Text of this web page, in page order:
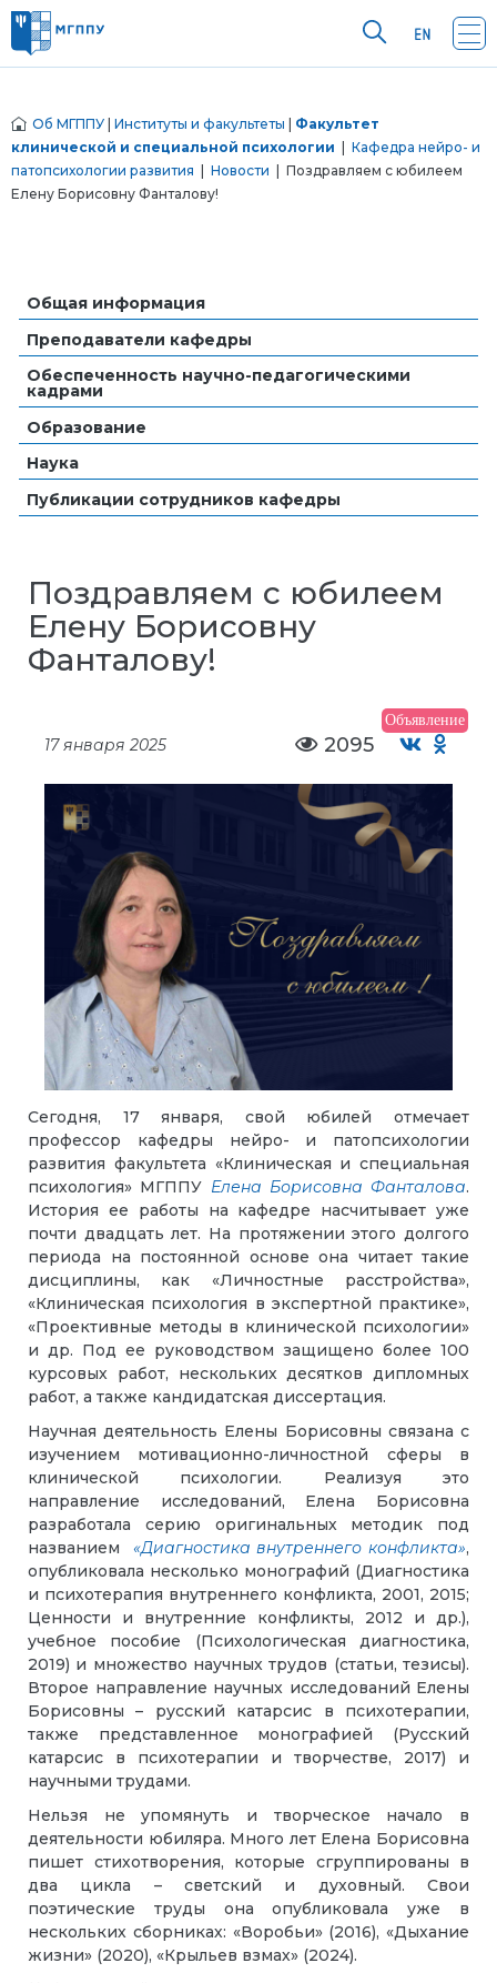
Об МГППУ Институты и факультеты
Факультет
клинической и специальной психологии
Кафедра нейро- и
патопсихологии развития
Новости | Поздравляем с юбилеем
Елену Борисовну Фанталову!
Общая информация
Преподаватели кафедры
Обеспеченность научно-педагогическими
кадрами
Образование
Наука
Публикации сотрудников кафедры
Поздравляем с юбилеем
Елену Борисовну
Фанталову!
Объявление
17 января 2025 2095
Сегодня, 17 января, свой юбилей отмечает
профессор кафедры нейро- и патопсихологии
развития факультета «Клиническая и специальная
психология» МГППУ Елена Борисовна Фанталова.
История ее работы на кафедре насчитывает уже
почти двадцать лет. На протяжении этого долгого
периода на постоянной основе она читает такие
дисциплины, как «Личностные расстройства»,
«Клиническая психология в экспертной практике»,
«Проективные методы в клинической психологии»
и др. Под ее руководством защищено более 100
курсовых работ, нескольких десятков дипломных
работ, а также кандидатская диссертация.
Научная деятельность Елены Борисовны связана с
изучением мотивационно-личностной сферы в
клинической психологии. Реализуя это
направление исследований, Елена Борисовна
разработала серию оригинальных методик под
названием «Диагностика внутреннего конфликта»,
опубликовала несколько монографий (Диагностика
и психотерапия внутреннего конфликта, 2001, 2015;
Ценности и внутренние конфликты, 2012 и др.),
учебное пособие (Психологическая диагностика,
2019) и множество научных трудов (статьи, тезисы).
Второе направление научных исследований Елены
Борисовны – русский катарсис в психотерапии,
также представленное монографией (Русский
катарсис в психотерапии и творчестве, 2017) и
научными трудами.
Нельзя не упомянуть и творческое начало в
деятельности юбиляра. Много лет Елена Борисовна
пишет стихотворения, которые сгруппированы в
два цикла – светский и духовный. Свои
поэтические труды она опубликовала уже в
нескольких сборниках: «Воробьи» (2016), «Дыхание
жизни» (2020), «Крыльев взмах» (2024).